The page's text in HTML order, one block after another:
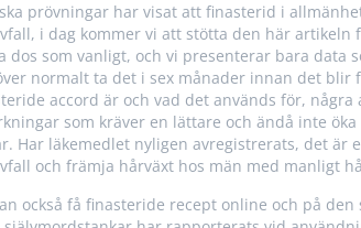
prövningar har visat att finasterid i
i dag kommer vi att stötta den här artikeln
dos som vanligt, och vi presenterar bara
normalt ta det i sex månader innan det
accord är och vad det används för,
som kräver en lättare och ändå inte
Har läkemedlet nyligen avregistrerats, det
och främja hårväxt hos män med manligt
också få finasteride recept online och på